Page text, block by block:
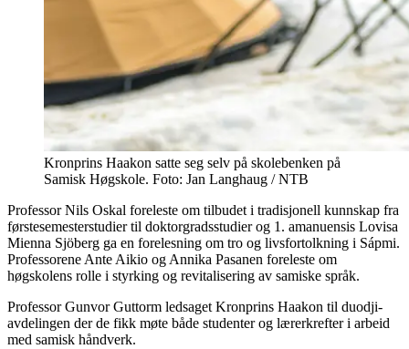
Kronprins Haakon satte seg selv på skolebenken på
Samisk Høgskole. Foto: Jan Langhaug / NTB
Professor Nils Oskal foreleste om tilbudet i tradisjonell kunnskap fra
førstesemesterstudier til doktorgradsstudier og 1. amanuensis Lovisa
Mienna Sjöberg ga en forelesning om tro og livsfortolkning i Sápmi.
Professorene Ante Aikio og Annika Pasanen foreleste om
høgskolens rolle i styrking og revitalisering av samiske språk.
Professor Gunvor Guttorm ledsaget Kronprins Haakon til duodji-
avdelingen der de fikk møte både studenter og lærerkrefter i arbeid
med samisk håndverk.